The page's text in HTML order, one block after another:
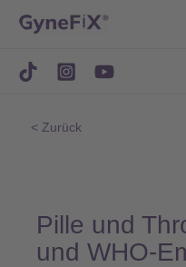
springen
< Zurück
Pille und
und WHO-